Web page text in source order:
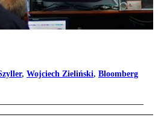
, Wojciech Zieliński, Bloomberg